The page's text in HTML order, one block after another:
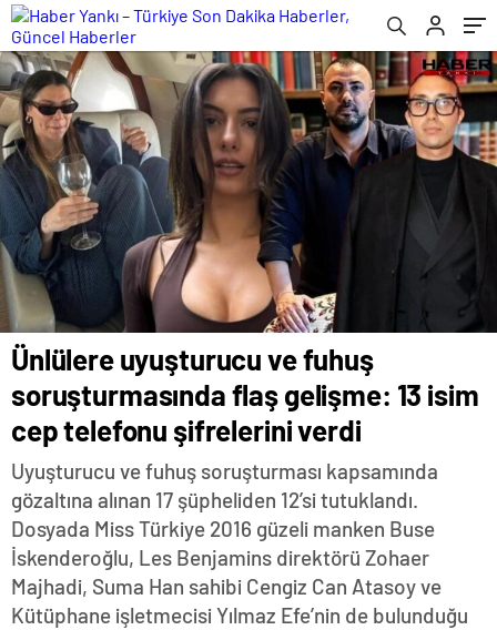
telefonu şifrelerini verdi
Ünlülere uyuşturucu ve fuhuş
soruşturmasında flaş gelişme: 13 isim
cep telefonu şifrelerini verdi
Uyuşturucu ve fuhuş soruşturması kapsamında
gözaltına alınan 17 şüpheliden 12’si tutuklandı.
Dosyada Miss Türkiye 2016 güzeli manken Buse
İskenderoğlu, Les Benjamins direktörü Zohaer
Majhadi, Suma Han sahibi Cengiz Can Atasoy ve
Kütüphane işletmecisi Yılmaz Efe’nin de bulunduğu